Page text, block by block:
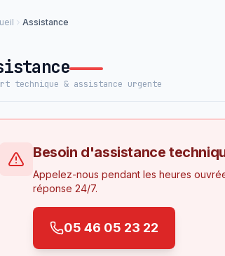
Assistance
technique & assistance urgente
Besoin d'assistance
Appelez-nous pendant les heures
réponse 24/7.
05 46 05 23 22